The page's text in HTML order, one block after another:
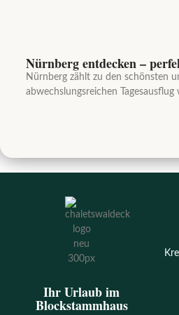
Nürnberg entdecken –
Nürnberg zählt zu den schönsten
abwechslungsreichen Tagesausflug
Ihr Urlaub im
Blockstammhaus